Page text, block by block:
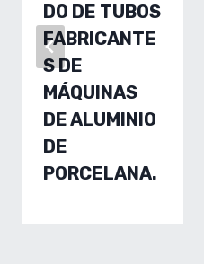
DO DE TUBOS
FABRICANTE
S DE
MÁQUINAS
DE ALUMINIO
DE
PORCELANA.